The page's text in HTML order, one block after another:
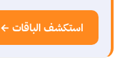
استكشف الباقات ←